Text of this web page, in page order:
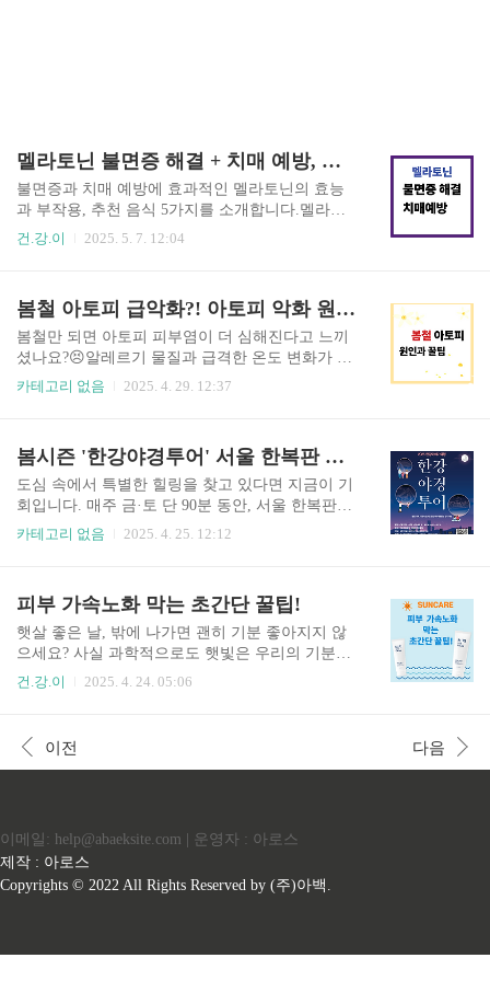
멜라토닌 불면증 해결 + 치매 예방, 동시에 잡는 5가지 음식!
불면증과 치매 예방에 효과적인 멜라토닌의 효능
과 부작용, 추천 음식 5가지를 소개합니다.멜라토
닌은 미국에서 수면 유도와 시차 적응을 위한 대표
장애에 대해 멜라토닌이 뇌의 산화 스트레스를 줄
이고 신경 보호 효과를 줄 수 있다는 연구들이 이어
지고 있습니다. 그러나 멜라토닌은 보조제로서 과
신하지 말고, 예방적 차원에서 체계적인 건강관리
와 함께 신중히 사용하는 것이 필요합니다. 미국 내
매할 수 있습니다. 대부분의 약국 체인(예: CVS, W
algreens)과 대형 마트(Wal..
건.강.이 2025. 5. 7. 12:04
봄철 아토피 급악화?! 아토피 악화 원인과 꿀팁 총정리!
봄철만 되면 아토피 피부염이 더 심해진다고 느끼
셨나요?😣알레르기 물질과 급격한 온도 변화가 주
요 원인입니다. 이번 봄, 피부를 지키기 위한 필수
인과 관리 방법 봄철 기온이 급격히 변하면서 피부
가 빠르게 적응하지 못해 데미지를 입기 쉽습니다.
알레르기 인자와 열 자극이 동시에 작용하여 가려
움과 피부염이 악화될 수 있습니다.이에 대비하기
위해서는 다음과 같은 관리가 필요합니다: 관리 방
도 일정하게 유지📌공기 청정기 사용 및 실내 청결
유지📌정기적인..
카테고리 없음 2025. 4. 29. 12:37
봄시즌 '한강야경투어' 서울 한복판 힐링 여행 매주 금·토, 단 90분의 마법… 완전 무료라고?!
도심 속에서 특별한 힐링을 찾고 있다면 지금이 기
회입니다. 매주 금·토 단 90분 동안, 서울 한복판에
서 ‘한강야경투어’라는 이름의 낭만이 펼쳐집니다.
밤을 걷다, 반포달빛길 반포한강공원의 ‘반포달빛
길’은 조용히 사색을 즐기는 서래섬부터 미디어아
트가 펼쳐지는 세빛섬, 세계 최장 교량분수 ‘달빛
무지개분수’, 잠수교까지 이어지는 코스입니다. 밤
이 되면 도심의 빛과 어우러져, 마치 영화 속 한 장
의도 한강의 재발견 ‘여의별빛길’은 한강예술공원,
여의나루, 마포대교, 물빛무대, 물빛광장을 잇는 예
카테고리 없음 2025. 4. 25. 12:12
피부 가속노화 막는 초간단 꿀팁!
햇살 좋은 날, 밖에 나가면 괜히 기분 좋아지지 않
으세요? 사실 과학적으로도 햇빛은 우리의 기분을
북돋우고, 비타민 D 합성을 도와주는 역할을 해요.
외선이 있다는 사실, 알고 계셨나요? 특히 요즘처
럼 자외선이 강해지는 시기에는 피부 건강이 직격
에 자외선이라는 강력한 적을 품고 있습니다. 자외
선은 피부의 탄력을 떨어뜨리고, 기미나 주근깨는
물론 피부암의 위험까지 증가시킬 수 있어요. 실제
건.강.이 2025. 4. 24. 05:06
이전 다음
이메일: help@abaeksite.com | 운영자 : 아로스
제작 : 아로스
Copyrights © 2022 All Rights Reserved by (주)아백.